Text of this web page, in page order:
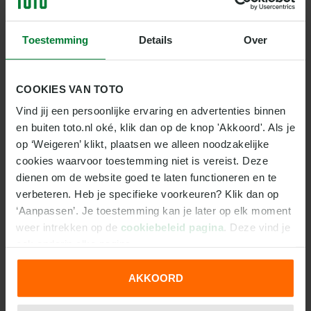
Toestemming Details Over
COOKIES VAN TOTO
Vind jij een persoonlijke ervaring en advertenties binnen
en buiten toto.nl oké, klik dan op de knop 'Akkoord'. Als je
op ‘Weigeren’ klikt, plaatsen we alleen noodzakelijke
cookies waarvoor toestemming niet is vereist. Deze
dienen om de website goed te laten functioneren en te
verbeteren. Heb je specifieke voorkeuren? Klik dan op
‘Aanpassen’. Je toestemming kan je later op elk moment
weer intrekken op de cookiebeleid pagina . Deze vind je
We werken samen met31 derdendie uw gegevens
AKKOORD
wel: Denemarken hoort bij de absolute top en pakt
En Nederland? Oranje is co-host, speelt de
prettige poule met Oostenrijk, Argentinië en Egypte.
De selectie staat onder leiding van Henrik Signell en
barst van de Champions League-ervaring op de
hoeken en opbouw. Extra emotionele brandstof:
iconen Estavana Polman en Lois Abbingh hebben
hun interlandafscheid na dit WK aangekondigd. Dat
kan een groep nét dat zetje in de juiste richting
geven, zeker met het support van een oranje muur
achter zich.
De odds zijn duidelijk. Noorwegen is de topfavoriet